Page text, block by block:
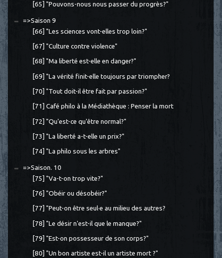
[65] "Pouvons-nous nous passer du progrès?"
=>Saison 9
[66] "Les sciences vont-elles trop loin?"
[67] "Culture contre violence"
[68] "Ma liberté est-elle en danger?"
[69] "La vérité finit-elle toujours par triompher?
[70] "Tout doit-il être fait par passion?"
[71] Café philo à la Médiathèque : Penser la mort
[72] "Qu'est-ce qu'être normal?"
[73] "La liberté a-t-elle un prix?"
[74] "La philo sous les arbres"
=>Saison. 10
[75] "Va-t-on trop vite?"
[76] "Obéir ou désobéir?"
[77] "Peut-on être seul·e au milieu des autres?
[78] "Le désir n'est-il que le manque?"
[79] "Est-on possesseur de son corps?"
[80] "Un bon artiste est-il un artiste mort ?"